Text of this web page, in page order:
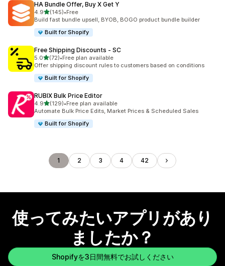
HA Bundle Offer, Buy X Get Y
4.95つ星中
(145)
合計レビュー数：145件
•Free
Build fast bundle upsell, BYOB, BOGO product bundle builder
Built for Shopify
Free Shipping Discounts ‑ SC
5.05つ星中
(72)
合計レビュー数：72件
•Free plan available
Offer shipping discount rules to customers based on conditions
Built for Shopify
RUBIX Bulk Price Editor
4.95つ星中
(129)
合計レビュー数：129件
•Free plan available
Automate Bulk Price Edits, Market Prices & Scheduled Sales
Built for Shopify
1 2 3 4 42
使ってみたいアプリがあり
ましたか？
Shopifyを3日間無料でお試しください